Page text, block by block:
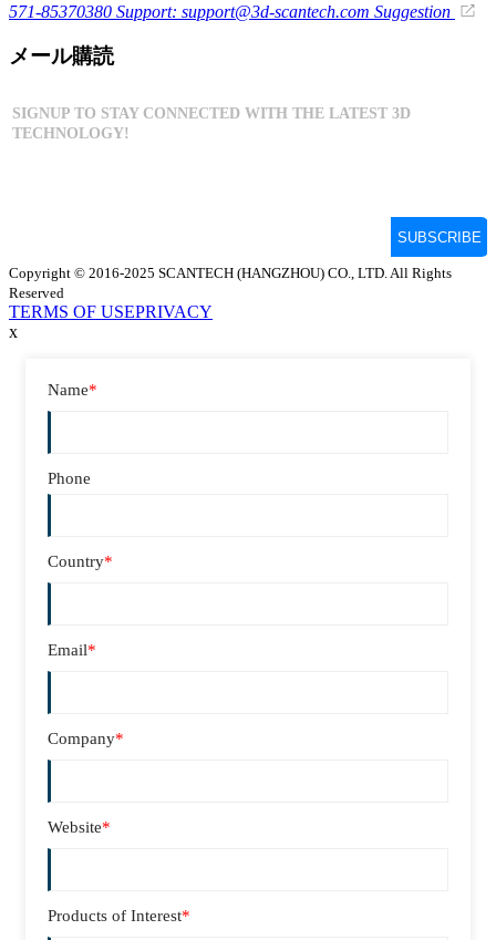
571-85370380 Support: support@3d-scantech.com Suggestion
メール購読
Copyright © 2016-2025 SCANTECH (HANGZHOU) CO., LTD. All Rights
Reserved
TERMS OF USEPRIVACY
x
Name*
Phone
Country*
Email*
Company*
Website*
Products of Interest*